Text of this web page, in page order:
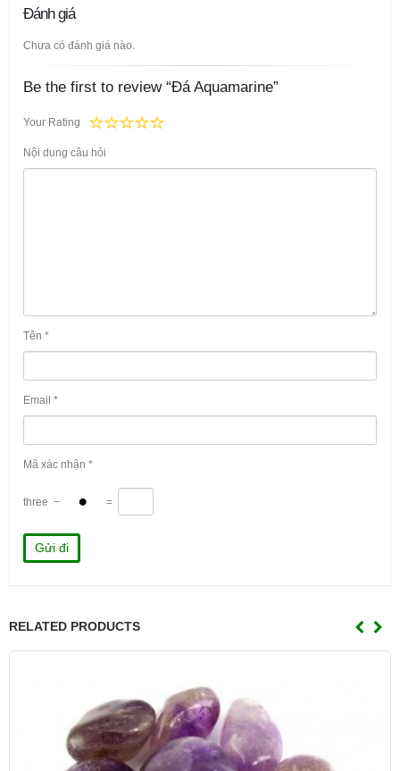
Đánh giá
Chưa có đánh giá nào.
Be the first to review “Đá Aquamarine”
Your Rating
Nội dung câu hỏi
Tên *
Email *
Mã xác nhận *
three − =
RELATED PRODUCTS